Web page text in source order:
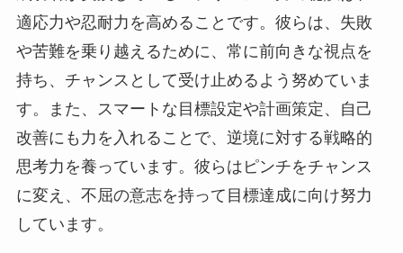
適応力や忍耐力を高めることです。彼らは、失敗
や苦難を乗り越えるために、常に前向きな視点を
持ち、チャンスとして受け止めるよう努めていま
す。また、スマートな目標設定や計画策定、自己
改善にも力を入れることで、逆境に対する戦略的
思考力を養っています。彼らはピンチをチャンス
に変え、不屈の意志を持って目標達成に向け努力
しています。